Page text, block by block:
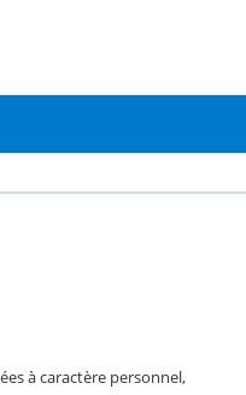
à caractère personnel,